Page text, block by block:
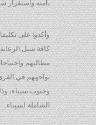
بأمنه واستقرار
وأكدوا على
كافة سبل الرعاية
مطالبهم
تواجههم في القرى
وجنوب سيناء،
الشاملة لسيناء.